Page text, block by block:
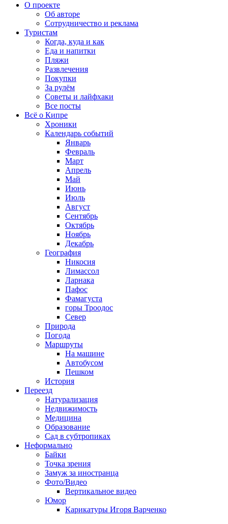
О проекте
Об авторе
Сотрудничество и реклама
Туристам
Когда, куда и как
Еда и напитки
Пляжи
Развлечения
Покупки
За рулём
Советы и лайфхаки
Все посты
Всё о Кипре
Хроники
Календарь событий
Январь
Февраль
Март
Апрель
Май
Июнь
Июль
Август
Сентябрь
Октябрь
Ноябрь
Декабрь
География
Никосия
Лимассол
Ларнака
Пафос
Фамагуста
горы Троодос
Север
Природа
Погода
Маршруты
На машине
Автобусом
Пешком
История
Переезд
Натурализация
Недвижимость
Медицина
Образование
Сад в субтропиках
Неформально
Байки
Точка зрения
Замуж за иностранца
Фото/Видео
Вертикальное видео
Юмор
Карикатуры Игоря Варченко